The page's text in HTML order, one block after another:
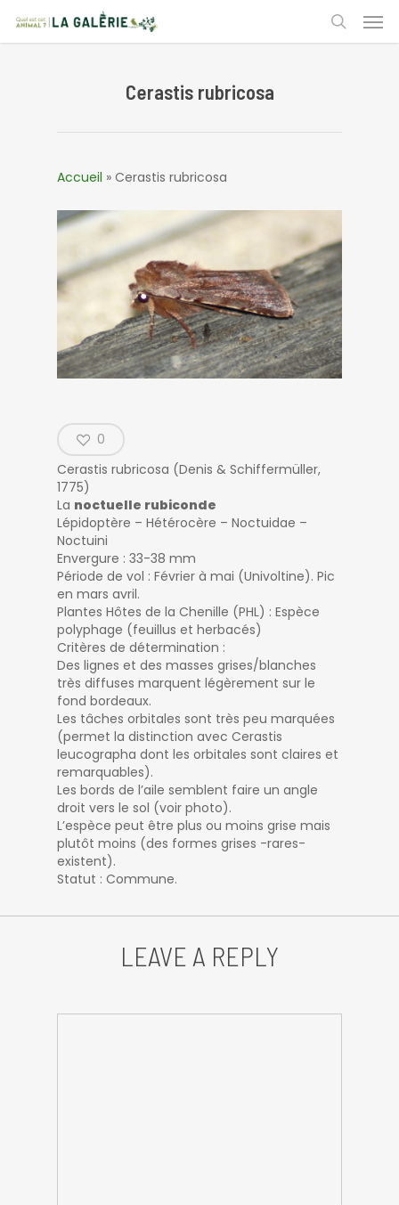
main
search
Cerastis rubricosa
Accueil » Cerastis rubricosa
0
Cerastis rubricosa (Denis & Schiffermüller,
1775)
La noctuelle rubiconde
Lépidoptère – Hétérocère – Noctuidae –
Noctuini
Envergure : 33-38 mm
Période de vol : Février à mai (Univoltine). Pic
en mars avril.
Plantes Hôtes de la Chenille (PHL) : Espèce
polyphage (feuillus et herbacés)
Critères de détermination :
Des lignes et des masses grises/blanches
très diffuses marquent légèrement sur le
fond bordeaux.
Les tâches orbitales sont très peu marquées
(permet la distinction avec Cerastis
leucographa dont les orbitales sont claires et
remarquables).
Les bords de l’aile semblent faire un angle
droit vers le sol (voir photo).
L’espèce peut être plus ou moins grise mais
plutôt moins (des formes grises -rares-
existent).
Statut : Commune.
LEAVE A REPLY